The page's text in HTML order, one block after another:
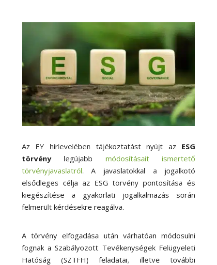
Az EY hírlevelében tájékoztatást nyújt az ESG
törvénylegújabb módosításait ismertető
törvényjavaslatról. A javaslatokkal a jogalkotó
elsődleges célja az ESG törvény pontosítása és
kiegészítése a gyakorlati jogalkalmazás során
felmerült kérdésekre reagálva.
A törvény elfogadása után várhatóan módosulni
fognak a Szabályozott Tevékenységek Felügyeleti
Hatóság (SZTFH) feladatai, illetve további